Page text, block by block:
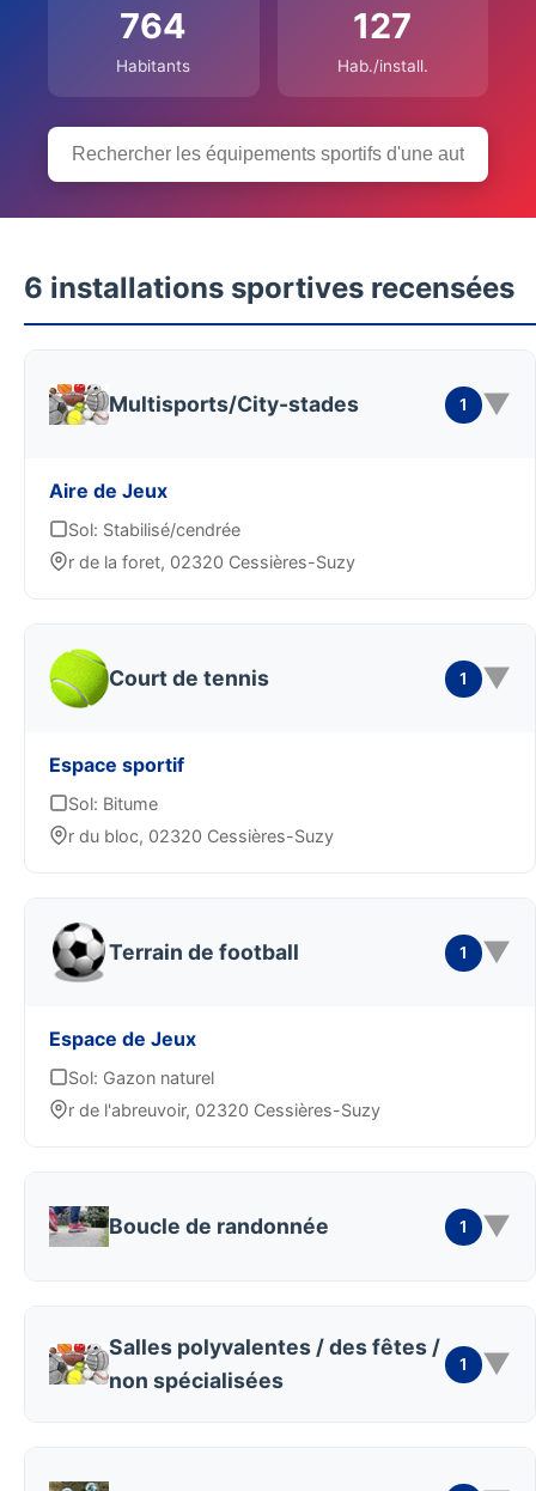
764
Habitants
127
Hab./install.
6 installations sportives recensées
Multisports/City-stades 1 ▼
Aire de Jeux
Sol: Stabilisé/cendrée
r de la foret, 02320 Cessières-Suzy
Court de tennis 1 ▼
Espace sportif
Sol: Bitume
r du bloc, 02320 Cessières-Suzy
Terrain de football 1 ▼
Espace de Jeux
Sol: Gazon naturel
r de l'abreuvoir, 02320 Cessières-Suzy
Boucle de randonnée 1 ▼
Salles polyvalentes / des fêtes /
non spécialisées
1 ▼